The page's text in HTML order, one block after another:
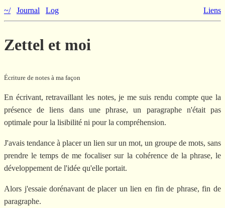
~/ Journal Log Liens
Zettel et moi
Écriture de notes à ma façon
En écrivant, retravaillant les notes, je me suis rendu compte que la
présence de liens dans une phrase, un paragraphe n'était pas
optimale pour la lisibilité ni pour la compréhension.
J'avais tendance à placer un lien sur un mot, un groupe de mots, sans
prendre le temps de me focaliser sur la cohérence de la phrase, le
développement de l'idée qu'elle portait.
Alors j'essaie dorénavant de placer un lien en fin de phrase, fin de
paragraphe.